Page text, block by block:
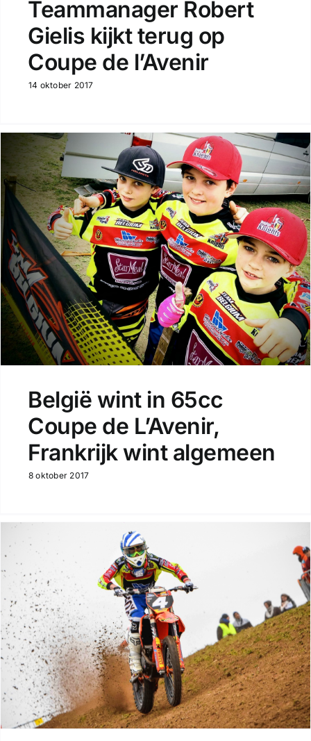
Teammanager Robert
Gielis kijkt terug op
Coupe de l’Avenir
14 oktober 2017
België wint in 65cc
Coupe de L’Avenir,
Frankrijk wint algemeen
8 oktober 2017